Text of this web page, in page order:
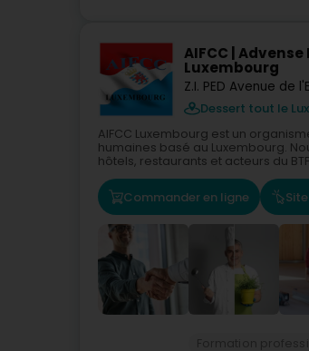
AIFCC |
Luxembourg
Z.I. PED Avenue de
Dessert tout le
AIFCC Luxembourg est un
humaines basé au Luxembourg.
hôtels, restaurants et acteurs du
Commander en ligne